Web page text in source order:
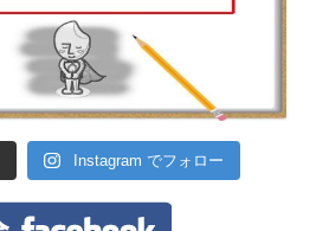
Instagram でフォロー